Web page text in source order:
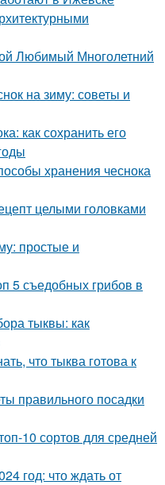
Любимый Многолетний
на зиму: советы и
как сохранить его
хранения чеснока
целыми головками
простые и
5 съедобных грибов в
тыквы: как
что тыква готова к
правильного посадки
10 сортов для средней
год: что ждать от